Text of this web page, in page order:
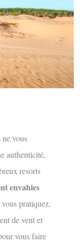
vous
authenticité,
resorts
envahies
pratiquez,
de vent et
vous faire